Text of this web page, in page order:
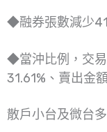
◆融券張數減少
◆當沖比例，交
31.61%、賣出金
散戶小台及微台